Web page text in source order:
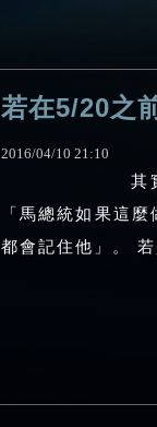
若在5/20之
2016/04/10 21:10
其
「馬總統如果這
都會記住他」。